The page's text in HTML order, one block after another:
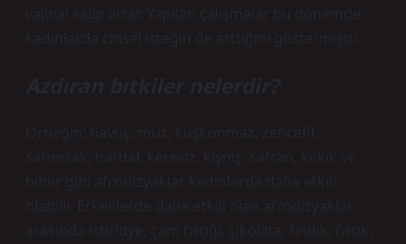
vajinal salgı artar. Yapılan çalışmalar bu dönemde
kadınlarda cinsel isteğin de arttığını göstermiştir.
Azdıran bitkiler nelerdir?
Örneğin; havuç, muz, kuşkonmaz, zencefil,
sarımsak, hardal, kereviz, kişniş, safran, kekik ve
biber gibi afrodizyaklar kadınlarda daha etkili
olabilir. Erkeklerde daha etkili olan afrodizyaklar
arasında istiridye, çam fıstığı, çikolata, fındık, fıstık,